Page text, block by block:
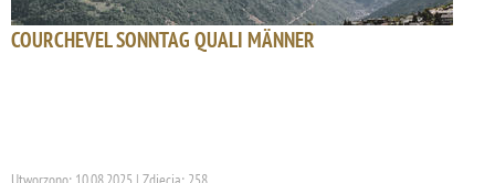
COURCHEVEL SONNTAG QUALI MÄNNER
Utworzono: 10.08.2025 | Zdjęcia: 258